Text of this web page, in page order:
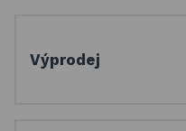
Výprodej